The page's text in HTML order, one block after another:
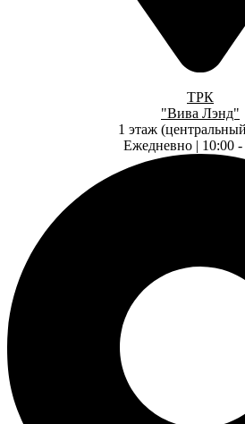
ТРК
"Вива Лэнд"
1 этаж
Ежедневно | 10:00 -